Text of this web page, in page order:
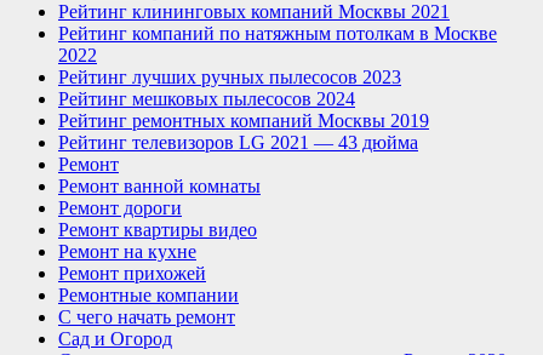
Рейтинг клининговых компаний Москвы 2021
Рейтинг компаний по натяжным потолкам в Москве
2022
Рейтинг лучших ручных пылесосов 2023
Рейтинг мешковых пылесосов 2024
Рейтинг ремонтных компаний Москвы 2019
Рейтинг телевизоров LG 2021 — 43 дюйма
Ремонт
Ремонт ванной комнаты
Ремонт дороги
Ремонт квартиры видео
Ремонт на кухне
Ремонт прихожей
Ремонтные компании
С чего начать ремонт
Сад и Огород